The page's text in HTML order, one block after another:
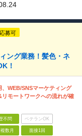
募可
ング業務！髪色・ネ
！
、WEB/SNSマーケティング
リモートワークへの流れが確
不問 ベテランOK
数月 面接1回